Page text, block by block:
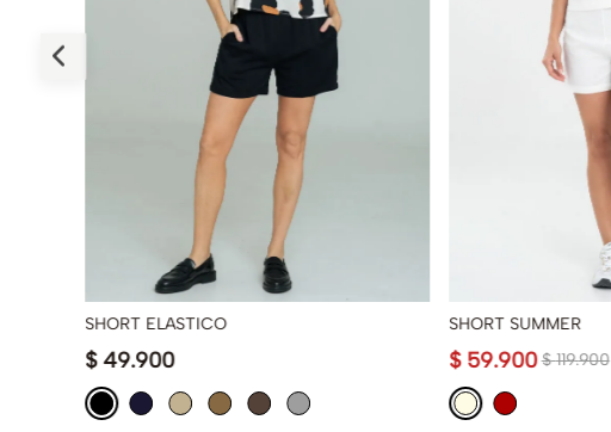
SHORT ELASTICO
$ 49.900
SHORT SUMMER
$ 119.900
$ 59.900